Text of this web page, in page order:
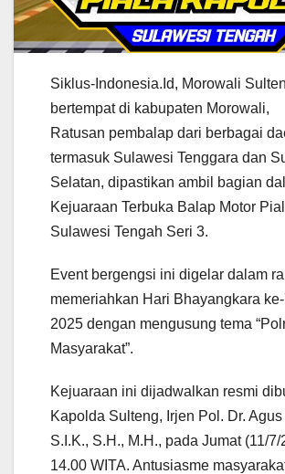
Siklus-Indonesia.Id, Morowali
bertempat di kabupaten Morowali,
Ratusan pembalap dari berbagai
termasuk Sulawesi Tenggara dan
Selatan, dipastikan ambil bagian
Kejuaraan Terbuka Balap Motor
Sulawesi Tengah Seri 3.
Event bergengsi ini digelar dalam
memeriahkan Hari Bhayangkara
2025 dengan mengusung tema
Masyarakat”.
Kejuaraan ini dijadwalkan resmi
Kapolda Sulteng, Irjen Pol. Dr.
S.I.K., S.H., M.H., pada Jumat (11/7/
14.00 WITA. Antusiasme